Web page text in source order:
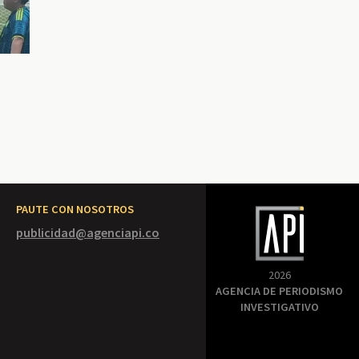
PAUTE CON NOSOTROS
publicidad@agenciapi.co
2026
AGENCIA DE PERIODISMO
INVESTIGATIVO